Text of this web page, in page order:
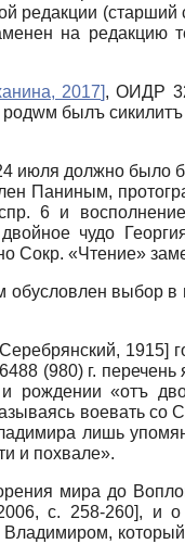
редакции
на редакцию
2017], ОИДР
былъ сикилитъ
июля должно было
Паниным,
6 и
чудо
Сокр. «Чтение»
выбор
Серебрянский, 1915]
(980) г.
рождении «отъ
воевать со
лишь
и похвале».
мира до
, с. 258-260], и о
Владимиром,